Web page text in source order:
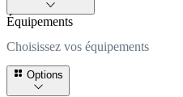
Équipements
Choisissez vos équipements
Options